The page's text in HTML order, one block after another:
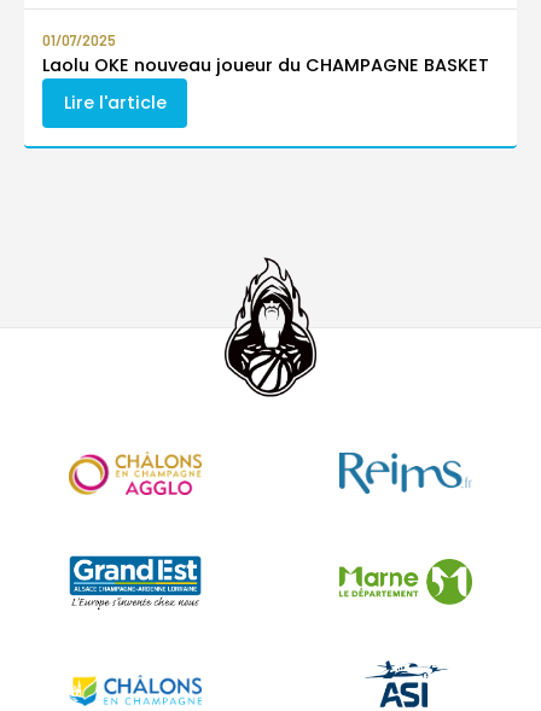
01/07/2025
Laolu OKE nouveau joueur du CHAMPAGNE BASKET
Lire l'article